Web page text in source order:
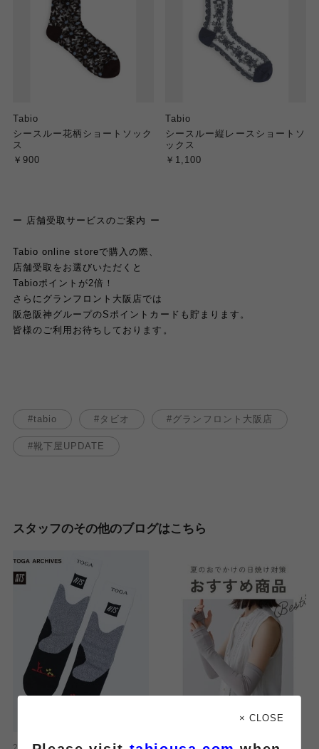
Tabio
シースルー花柄ショートソック
ス
￥900
Tabio
シースルー縦レースショートソ
ックス
￥1,100
ー 店舗受取サービスのご案内 ー
Tabio online storeで購入の際、
店舗受取をお選びいただくと
Tabioポイントが2倍！
さらにグランフロント大阪店では
阪急阪神グループのSポイントカードも貯まります。
皆様のご利用お待ちしております。
tabio タビオ グランフロント大阪店
靴下屋UPDATE
スタッフのその他のブログはこちら
× CLOSE